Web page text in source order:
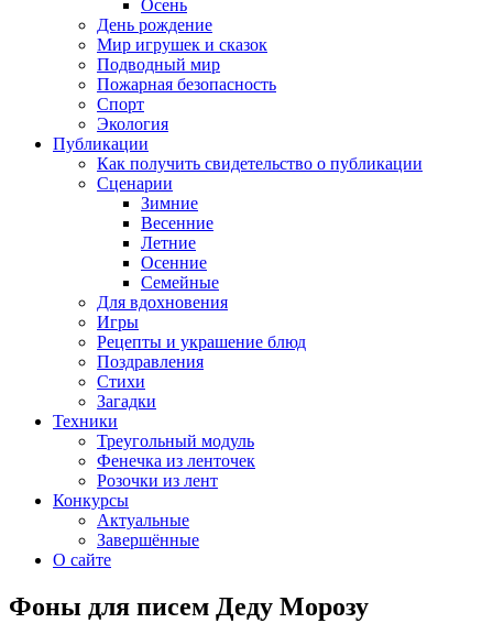
Осень
День рождение
Мир игрушек и сказок
Подводный мир
Пожарная безопасность
Спорт
Экология
Публикации
Как получить свидетельство о публикации
Сценарии
Зимние
Весенние
Летние
Осенние
Семейные
Для вдохновения
Игры
Рецепты и украшение блюд
Поздравления
Стихи
Загадки
Техники
Треугольный модуль
Фенечка из ленточек
Розочки из лент
Конкурсы
Актуальные
Завершённые
О сайте
Фоны для писем Деду Морозу